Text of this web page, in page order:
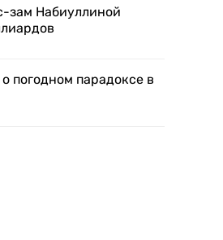
зам Набиуллиной
погодном парадоксе в